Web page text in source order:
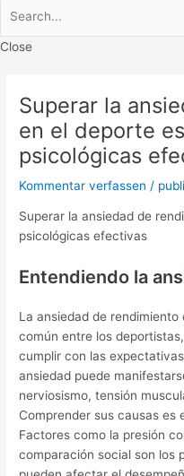
Close
Superar la
en el deporte
psicológicas
Kommentar verfassen /
Superar la ansiedad de
psicológicas efectivas
Entendiendo la
La ansiedad de
común entre los
cumplir con las
ansiedad puede
nerviosismo, tensión
Comprender sus causas es
Factores como la presión
comparación social son los